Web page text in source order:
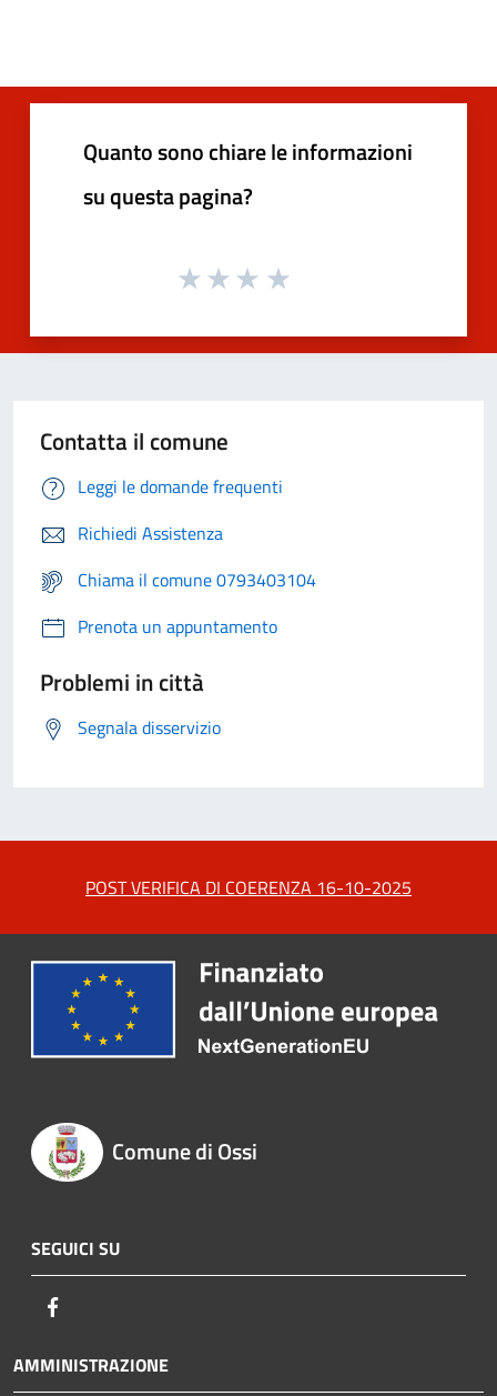
Quanto sono chiare le informazioni
su questa pagina?
Contatta il comune
Leggi le domande frequenti
Richiedi Assistenza
Chiama il comune 0793403104
Prenota un appuntamento
Problemi in città
Segnala disservizio
POST VERIFICA DI COERENZA 16-10-2025
Comune di Ossi
SEGUICI SU
AMMINISTRAZIONE